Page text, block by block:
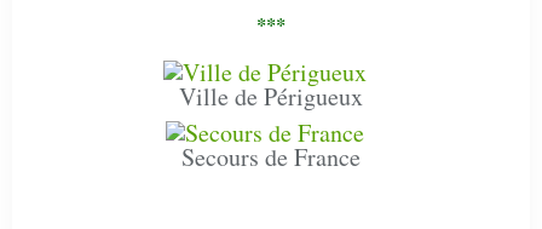
***
Ville de Périgueux
Secours de France